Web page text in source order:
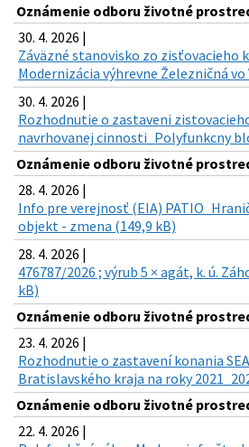
Oznámenie odboru životné
30. 4. 2026 |
Záväzné stanovisko zo zisťovacieho
Modernizácia výhrevne Železničná vo
30. 4. 2026 |
Rozhodnutie o zastaveni
navrhovanej cinnosti_Polyfunkcny
Oznámenie odboru životné
28. 4. 2026 |
Info pre verejnosť (EIA)
objekt - zmena (149,9 kB)
28. 4. 2026 |
476787/2026 ; výrub 5 × agát, k. ú.
kB)
Oznámenie odboru životné
23. 4. 2026 |
Rozhodnutie o zastavení konania
Bratislavského kraja na roky
Oznámenie odboru životné
22. 4. 2026 |